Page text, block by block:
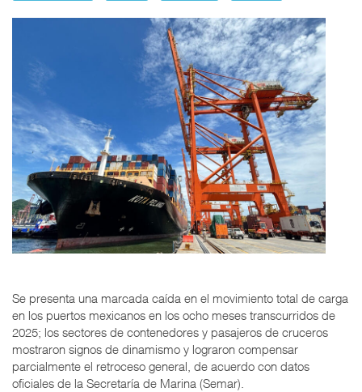
Se presenta una marcada caída en el movimiento total de carga
en los puertos mexicanos en los ocho meses transcurridos de
2025; los sectores de contenedores y pasajeros de cruceros
mostraron signos de dinamismo y lograron compensar
parcialmente el retroceso general, de acuerdo con datos
oficiales de la Secretaría de Marina (Semar).